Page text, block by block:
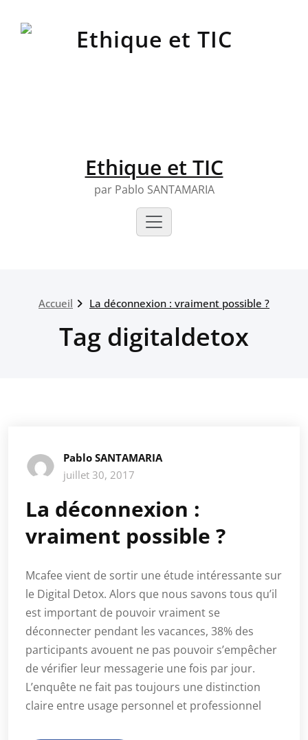
Ethique et TIC
par Pablo SANTAMARIA
Accueil La déconnexion : vraiment possible ?
Tag digitaldetox
Pablo SANTAMARIA
juillet 30, 2017
La déconnexion :
vraiment possible ?
Mcafee vient de sortir une étude intéressante sur
le Digital Detox. Alors que nous savons tous qu’il
est important de pouvoir vraiment se
déconnecter pendant les vacances, 38% des
participants avouent ne pas pouvoir s’empêcher
de vérifier leur messagerie une fois par jour.
L’enquête ne fait pas toujours une distinction
claire entre usage personnel et professionnel